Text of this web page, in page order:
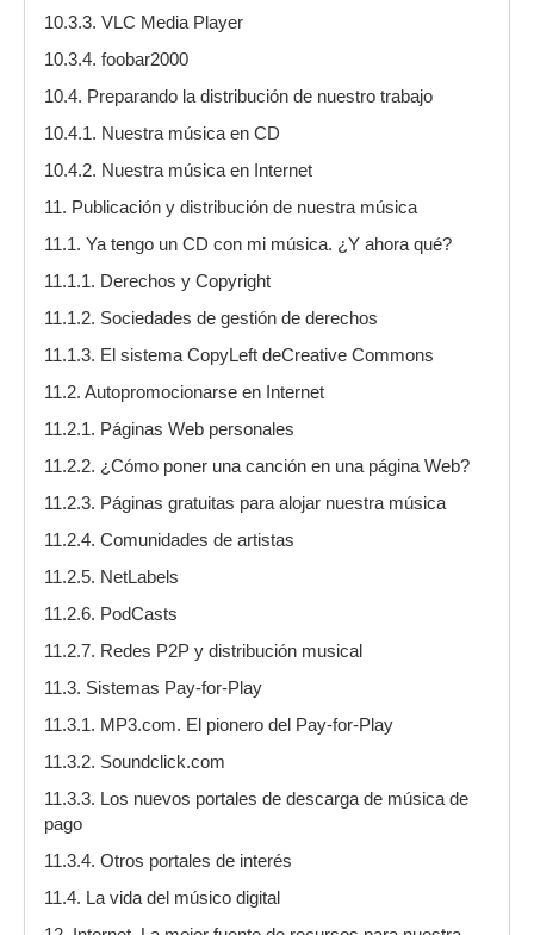
10.3.3. VLC Media Player
10.3.4. foobar2000
10.4. Preparando la distribución de nuestro trabajo
10.4.1. Nuestra música en CD
10.4.2. Nuestra música en Internet
11. Publicación y distribución de nuestra música
11.1. Ya tengo un CD con mi música. ¿Y ahora qué?
11.1.1. Derechos y Copyright
11.1.2. Sociedades de gestión de derechos
11.1.3. El sistema CopyLeft deCreative Commons
11.2. Autopromocionarse en Internet
11.2.1. Páginas Web personales
11.2.2. ¿Cómo poner una canción en una página Web?
11.2.3. Páginas gratuitas para alojar nuestra música
11.2.4. Comunidades de artistas
11.2.5. NetLabels
11.2.6. PodCasts
11.2.7. Redes P2P y distribución musical
11.3. Sistemas Pay-for-Play
11.3.1. MP3.com. El pionero del Pay-for-Play
11.3.2. Soundclick.com
11.3.3. Los nuevos portales de descarga de música de
pago
11.3.4. Otros portales de interés
11.4. La vida del músico digital